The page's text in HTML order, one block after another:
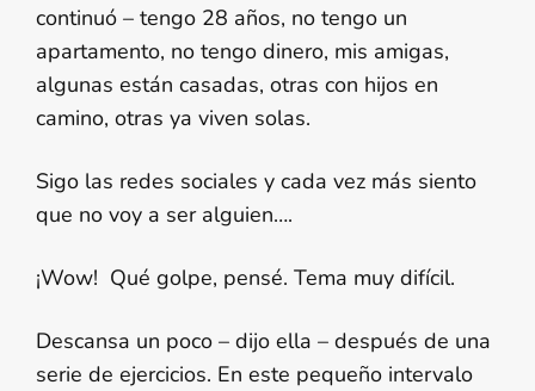
continuó – tengo 28 años, no tengo un
apartamento, no tengo dinero, mis amigas,
algunas están casadas, otras con hijos en
camino, otras ya viven solas.
Sigo las redes sociales y cada vez más siento
que no voy a ser alguien….
¡Wow! Qué golpe, pensé. Tema muy difícil.
Descansa un poco – dijo ella – después de una
serie de ejercicios. En este pequeño intervalo